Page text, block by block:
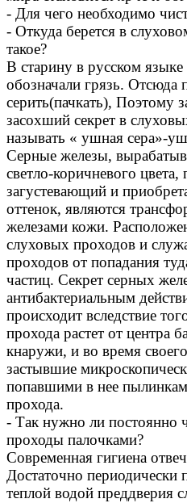
- Для чего необходимо
- Откуда берется в
такое?
В старину в русском языке
обозначали грязь. Отсюда
серить(пачкать), Поэтому
засохший секрет в
называть « ушная сера»-
Серные железы,
светло-коричневого цвета,
загустевающий и
оттенок, являются
железами кожи.
слуховых проходов и
проходов от попадания
частиц. Секрет серных
антибактериальным
происходит вследствие
прохода растет от центра
кнаружи, и во время
застывшие
попавшими в нее
прохода.
- Так нужно ли постоянно
проходы палочками?
Современная гигиена
Достаточно
теплой водой преддверия